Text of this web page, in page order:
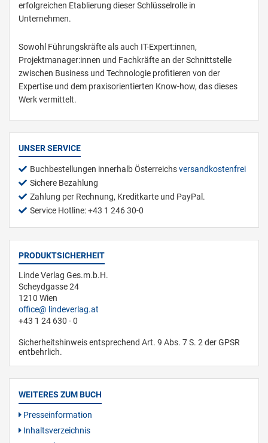
erfolgreichen Etablierung dieser Schlüsselrolle in
Unternehmen.
Sowohl Führungskräfte als auch IT-Expert:innen,
Projektmanager:innen und Fachkräfte an der Schnittstelle
zwischen Business und Technologie profitieren von der
Expertise und dem praxisorientierten Know-how, das dieses
Werk vermittelt.
UNSER SERVICE
Buchbestellungen innerhalb Österreichsversandkostenfrei
Sichere Bezahlung
Zahlung per Rechnung, Kreditkarte und PayPal.
Service Hotline: +43 1 246 30-0
PRODUKTSICHERHEIT
Linde Verlag Ges.m.b.H.
Scheydgasse 24
1210 Wien
office
lindeverlag.at
+43 1 24 630 - 0
Sicherheitshinweis entsprechend Art. 9 Abs. 7 S. 2 der GPSR
entbehrlich.
WEITERES ZUM BUCH
Presseinformation
Inhaltsverzeichnis